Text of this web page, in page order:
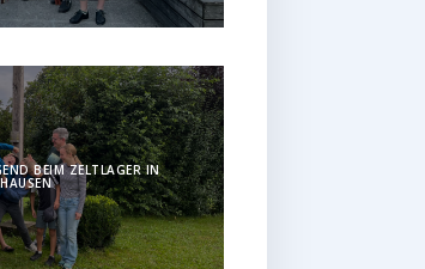
BEIM ZELTLAGER IN